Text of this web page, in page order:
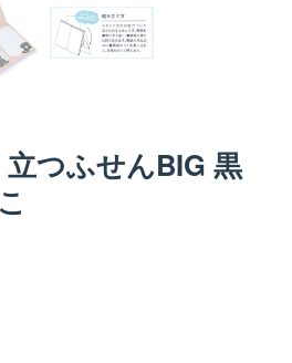
立つふせんBIG 黒